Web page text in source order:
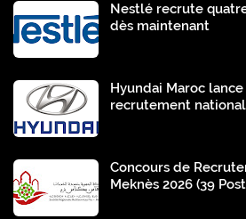
Nestlé recrute
dès maintenant
Hyundai Maroc
recrutement
Concours de
Meknès 2026 (39